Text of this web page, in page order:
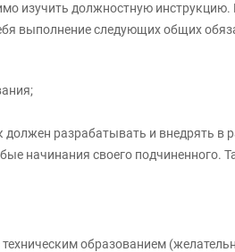
изучить должностную
выполнение следующих общих
разрабатывать и внедрять
начинания своего
образованием